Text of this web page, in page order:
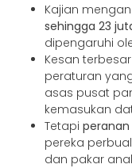
Kajian
sehingga 23
dipengaruhi
Kesan
peraturan
asas pusat
kemasukan
Tetapi peranan
pereka
dan pakar